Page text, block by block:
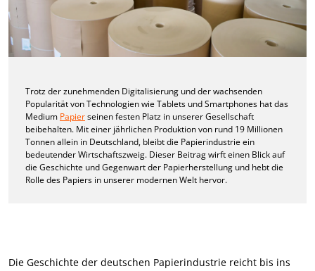
Trotz der zunehmenden Digitalisierung und der wachsenden
Popularität von Technologien wie Tablets und Smartphones hat das
Medium Papierseinen festen Platz in unserer Gesellschaft
beibehalten. Mit einer jährlichen Produktion von rund 19 Millionen
Tonnen allein in Deutschland, bleibt die Papierindustrie ein
bedeutender Wirtschaftszweig. Dieser Beitrag wirft einen Blick auf
die Geschichte und Gegenwart der Papierherstellung und hebt die
Rolle des Papiers in unserer modernen Welt hervor.
Die Geschichte der deutschen Papierindustrie reicht bis ins